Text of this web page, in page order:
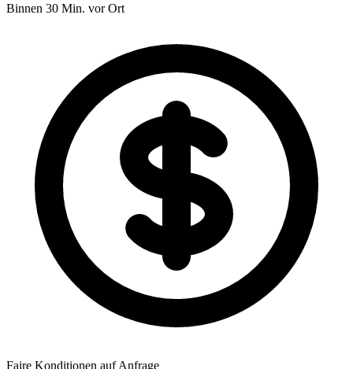
Binnen 30 Min. vor Ort
Faire Konditionen auf Anfrage